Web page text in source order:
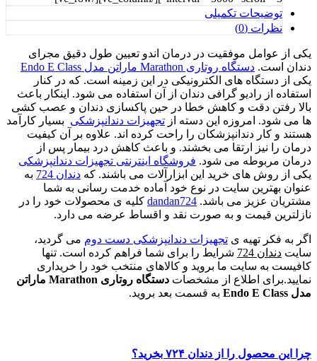
توضیحات تکمیلی
نظرات (0)
یکی از عوامل موفقیت در درمان اندو تعیین طول دقیق مجرای
دندان است. دستگاه روتاری Marathon ماراتن مدل Endo E Class
یکی از دستگاه های الکترونیکی در این زمینه است. که در کنار
استفاده از رادیو گرافی دندان از آن استفاده می شود. اینکار باعث
بالا رفتن دقت و کاهش خطا در حین پاکسازی دندان و عصب کشی
ها می شود. امروزه این دسته از تجهیزات دندانپزشکی بسیار کارآمد
هستند و کار دندانپزشکان را راحت کرده اند. علاوه بر آن کیفیت
درمان را نیز ارتقا می بخشند. و باعث کاهش درد بیمار پس از
درمان مربوطه می شود. فروشگاه اینترنتی تجهیزات دندانپزشکی
یکی از روش های خرید این ابزارآلات می باشند. که دندان 724
به
عنوان بهترین سایت در نوع خود آماده خدمت رسانی به شما
مشتریان عزیز می باشد. dandan724 کلیه ی محصولات خود را در
نازلترین قیمت و به صورت نقد و اقساط عرضه می دارد.
اگر به فکر تهیه ی تجهیزات دندانپزشکی دست دوم می گردید،
سایت دندان 724
شرایط را برای شما فراهم کرده است. تنها
کافیست به سایت ما بروید و کالاهای منتخب خود را خریداری
نمایید.برای اطلاع از مشخصات
دستگاه روتاری Marathon ماراتن
مدل Endo E Class
به قسمت بعد بروید.
چرا این محصول را از دندان ۷۲۴ بخرید؟